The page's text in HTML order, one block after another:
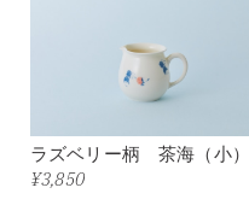
ラズベリー柄 茶海（小）
¥3,850